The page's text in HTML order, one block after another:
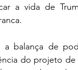
a vida de
a balança de
do projeto de